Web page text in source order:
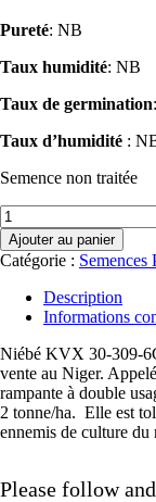
Pureté: NB
Taux humidité: NB
Taux de germination
Taux d’humidité :
Semence non traitée
quantité
de
Niébé
KVX
309-
Ajouter au panier
Catégorie : Semences
Description
Informations
Niébé KVX 30-309-
vente au Niger.
rampante à double
2 tonne/ha. Elle est
ennemis de culture du
Please follow